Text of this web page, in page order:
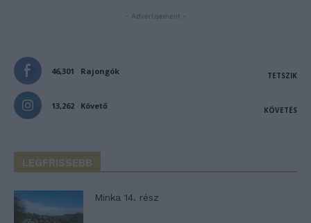
- Advertisement -
46,301 Rajongók TETSZIK
13,262 Követő KÖVETÉS
LEGFRISSEBB
Minka 14. rész